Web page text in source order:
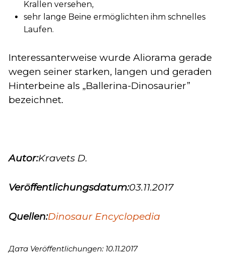
Krallen versehen,
sehr lange Beine ermöglichten ihm schnelles
Laufen.
Interessanterweise wurde Aliorama gerade
wegen seiner starken, langen und geraden
Hinterbeine als „Ballerina-Dinosaurier”
bezeichnet.
Autor:Kravets D.
Veröffentlichungsdatum:03.11.2017
Quellen:Dinosaur Encyclopedia
Дата Veröffentlichungen: 10.11.2017